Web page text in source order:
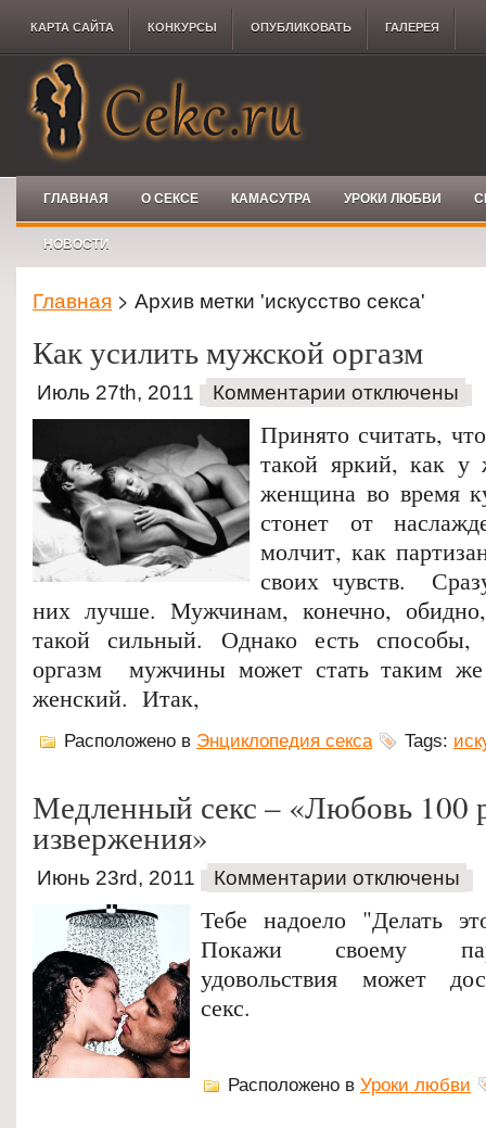
КАРТА САЙТА КОНКУРCЫ ОПУБЛИКОВАТЬ ГАЛЕРЕЯ
ГЛАВНАЯ О СЕКСЕ КАМАСУТРА УРОКИ ЛЮБВИ
НОВОСТИ
Главная > Архив метки 'искусство секса'
Как усилить мужской оргазм
Июль 27th, 2011 Комментарии отключены
Принято считать,
такой яркий, как
женщина во время
стонет от
молчит, как
своих чувств.
них лучше. Мужчинам, конечно,
такой сильный. Однако есть способы,
оргазм мужчины может стать таким
женский. Итак,
Расположено в Энциклопедия секса Tags:
Медленный секс – «Любовь 100
извержения»
Июнь 23rd, 2011 Комментарии отключены
Тебе надоело "Делать
Покажи своему
удовольствия может
секс.
Расположено в Уроки любви